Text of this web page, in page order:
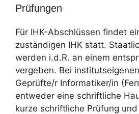
Prüfungen
Für IHK-Abschlüssen findet
zuständigen IHK statt.
werden i.d.R. an einem
vergeben. Bei
Geprüfte/r Informatiker/in
entweder eine schriftliche
kurze schriftliche Prüfung